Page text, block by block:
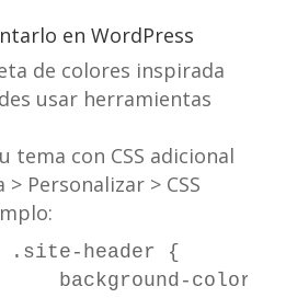
en WordPress
de colores inspirada
usar herramientas
tema con CSS adicional
Personalizar > CSS
.site-header {
background-color: